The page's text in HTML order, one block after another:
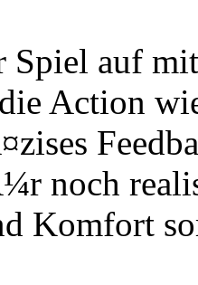
Spiel auf
Action
noch
Komfort